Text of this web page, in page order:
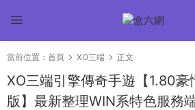
當前位置： 首頁 XO三端 正文
XO三端引擎傳奇手遊【1.80豪
版】最新整理WIN系特色服務